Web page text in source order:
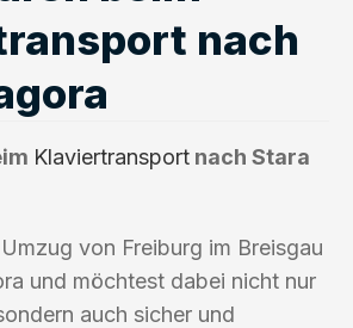
nach
Klaviertransport nach Stara
von Freiburg im Breisgau
und möchtest dabei nicht nur
auch sicher und